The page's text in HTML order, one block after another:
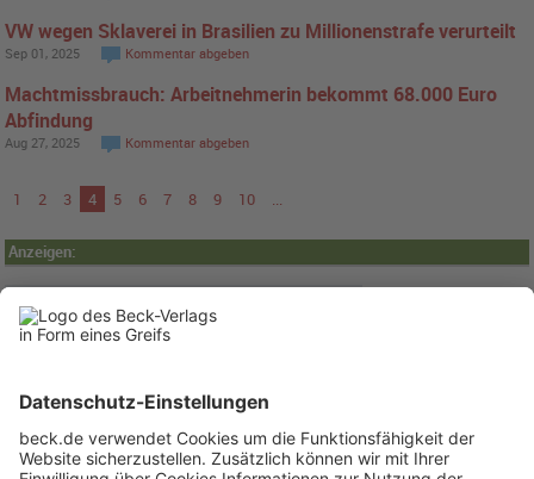
VW wegen Sklaverei in Brasilien zu Millionenstrafe verurteilt
Sep 01, 2025 Kommentar abgeben
Machtmissbrauch: Arbeitnehmerin bekommt 68.000 Euro
Abfindung
Aug 27, 2025 Kommentar abgeben
1 2 3 4 5 6 7 8 9 10 ...
Anzeigen: